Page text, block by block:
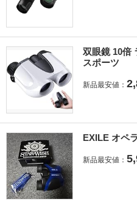
双眼鏡 10倍
スポーツ
新品最安値：
EXILE オペ
新品最安値：